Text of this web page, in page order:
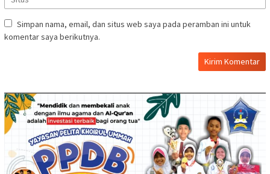
Simpan nama, email, dan situs web saya pada peramban ini untuk
komentar saya berikutnya.